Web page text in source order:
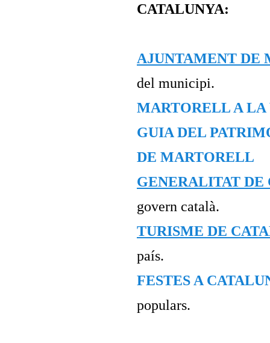
CATALUNYA:
AJUNTAMENT DE
del municipi.
MARTORELL A
GUIA DEL
DE MARTORELL
GENERALITAT DE
govern català.
TURISME DE
país.
FESTES A
populars.